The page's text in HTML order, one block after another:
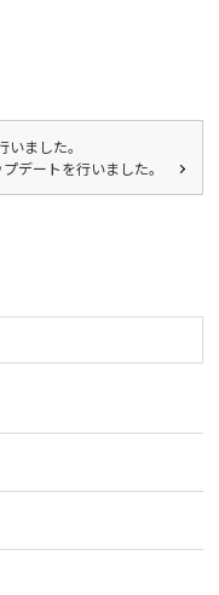
ました。
デートを行いました。